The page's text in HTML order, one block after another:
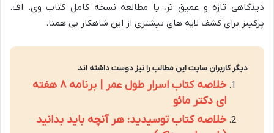
دیدگاهی تازه و عمیق تر، یا مطالعه نسخه کامل کتاب وی. اف.
پرکینز برای کشف لایه های بیشتری از این شاهکار بی همتا.
دیگر کاربران سایت این مطالب را نیز دوست داشته اند
خلاصه کتاب اسرار طول عمر | برنامه ۸ هفته
ای دکتر مائو
خلاصه کتاب توسیدید: هر آنچه باید بدانید